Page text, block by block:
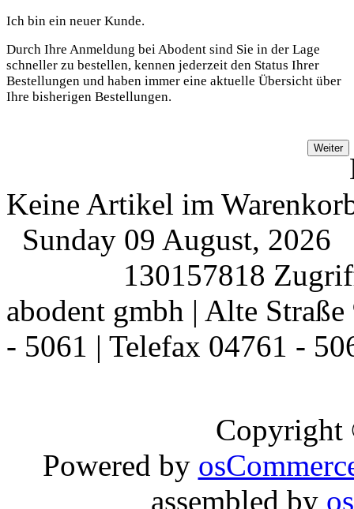
Ich bin ein neuer Kunde.
Durch Ihre Anmeldung bei Abodent sind Sie in der Lage
schneller zu bestellen, kennen jederzeit den Status Ihrer
Bestellungen und haben immer eine aktuelle Übersicht über
Ihre bisherigen Bestellungen.
Keine Artikel im
Sunday 09 August, 2026
130157818
abodent gmbh | Alte
- 5061 | Telefax 04761 -
Powered by
assembled by